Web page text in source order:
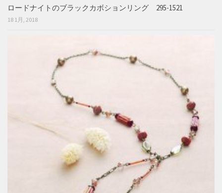
ロードナイトのブラックカボションリング 295-1521
18 1月, 2018